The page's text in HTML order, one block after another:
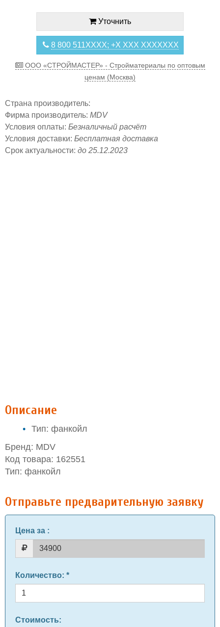
Уточнить
8 800 511XXXX; +X XXX XXXXXXX
ООО «СТРОЙМАСТЕР» - Стройматериалы по оптовым
ценам (Москва)
Страна производитель:
Фирма производитель: MDV
Условия оплаты: Безналичный расчёт
Условия доставки: Бесплатная доставка
Срок актуальности: до 25.12.2023
Описание
Тип: фанкойл
Бренд: MDV
Код товара: 162551
Тип: фанкойл
Отправьте предварительную заявку
Цена за :
Количество: *
Стоимость: